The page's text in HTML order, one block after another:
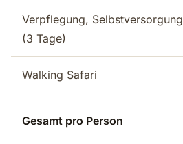
Verpflegung, Selbstversorgung
(3 Tage)
Walking Safari
Gesamt pro Person